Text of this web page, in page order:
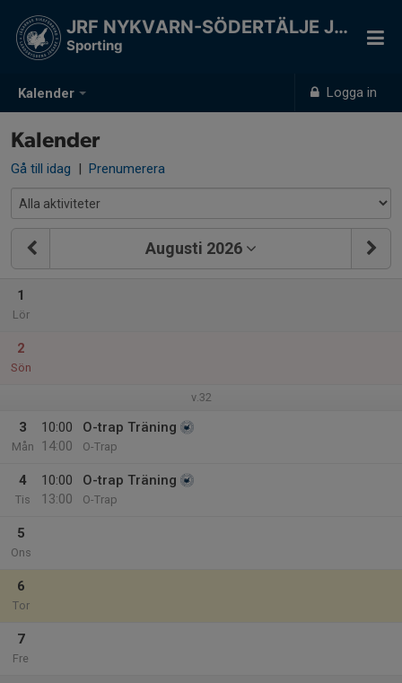
Kalender Logga in
JRF NYKVARN-SÖDERTÄLJE JSK
Sporting
Kalender
Gå till idag | Prenumerera
Augusti 2026
1
Lör
2
Sön
v.32
3
Mån
10:00
14:00
O-trap Träning
O-Trap
4
Tis
10:00
13:00
O-trap Träning
O-Trap
5
Ons
6
Tor
7
Fre